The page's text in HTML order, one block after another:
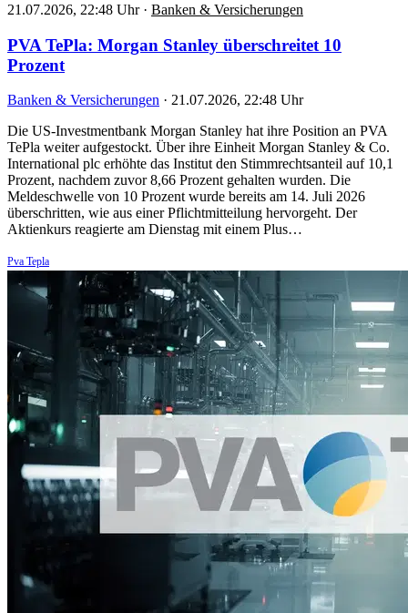
21.07.2026, 22:48 Uhr · Banken & Versicherungen
PVA TePla: Morgan Stanley überschreitet 10
Prozent
Banken & Versicherungen · 21.07.2026, 22:48 Uhr
Die US-Investmentbank Morgan Stanley hat ihre Position an PVA
TePla weiter aufgestockt. Über ihre Einheit Morgan Stanley & Co.
International plc erhöhte das Institut den Stimmrechtsanteil auf 10,1
Prozent, nachdem zuvor 8,66 Prozent gehalten wurden. Die
Meldeschwelle von 10 Prozent wurde bereits am 14. Juli 2026
überschritten, wie aus einer Pflichtmitteilung hervorgeht. Der
Aktienkurs reagierte am Dienstag mit einem Plus…
Pva Tepla